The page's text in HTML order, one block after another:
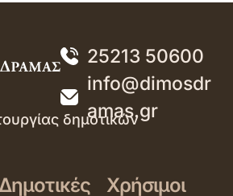
25213 50600
info@dimosdr
amas.gr
δημοτικών
Χρήσιμοι